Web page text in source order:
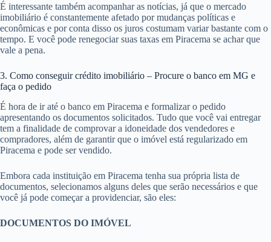
É interessante também acompanhar as notícias, já que o mercado
imobiliário é constantemente afetado por mudanças políticas e
econômicas e por conta disso os juros costumam variar bastante com o
tempo. E você pode renegociar suas taxas em Piracema se achar que
vale a pena.
3. Como conseguir crédito imobiliário – Procure o banco em MG e
faça o pedido
É hora de ir até o banco em Piracema e formalizar o pedido
apresentando os documentos solicitados. Tudo que você vai entregar
tem a finalidade de comprovar a idoneidade dos vendedores e
compradores, além de garantir que o imóvel está regularizado em
Piracema e pode ser vendido.
Embora cada instituição em Piracema tenha sua própria lista de
documentos, selecionamos alguns deles que serão necessários e que
você já pode começar a providenciar, são eles:
DOCUMENTOS DO IMÓVEL